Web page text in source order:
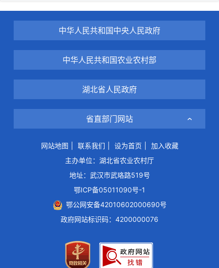
中华人民共和国中央人民政府
中华人民共和国农业农村部
湖北省人民政府
省直部门网站
网站地图 联系我们 设为首页
加入收藏
主办单位：湖北省农业农村厅
地址：武汉市武珞路519号
鄂ICP备05011090号-1
鄂公网安备42010602000690号
政府网站标识码：4200000076